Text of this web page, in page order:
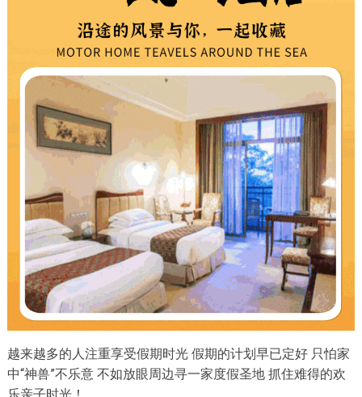
越来越多的人注重享受假期时光 假期的计划早已定好 只怕家
中“神兽”不乐意 不如放眼周边寻一家度假圣地 抓住难得的欢
乐亲子时光！